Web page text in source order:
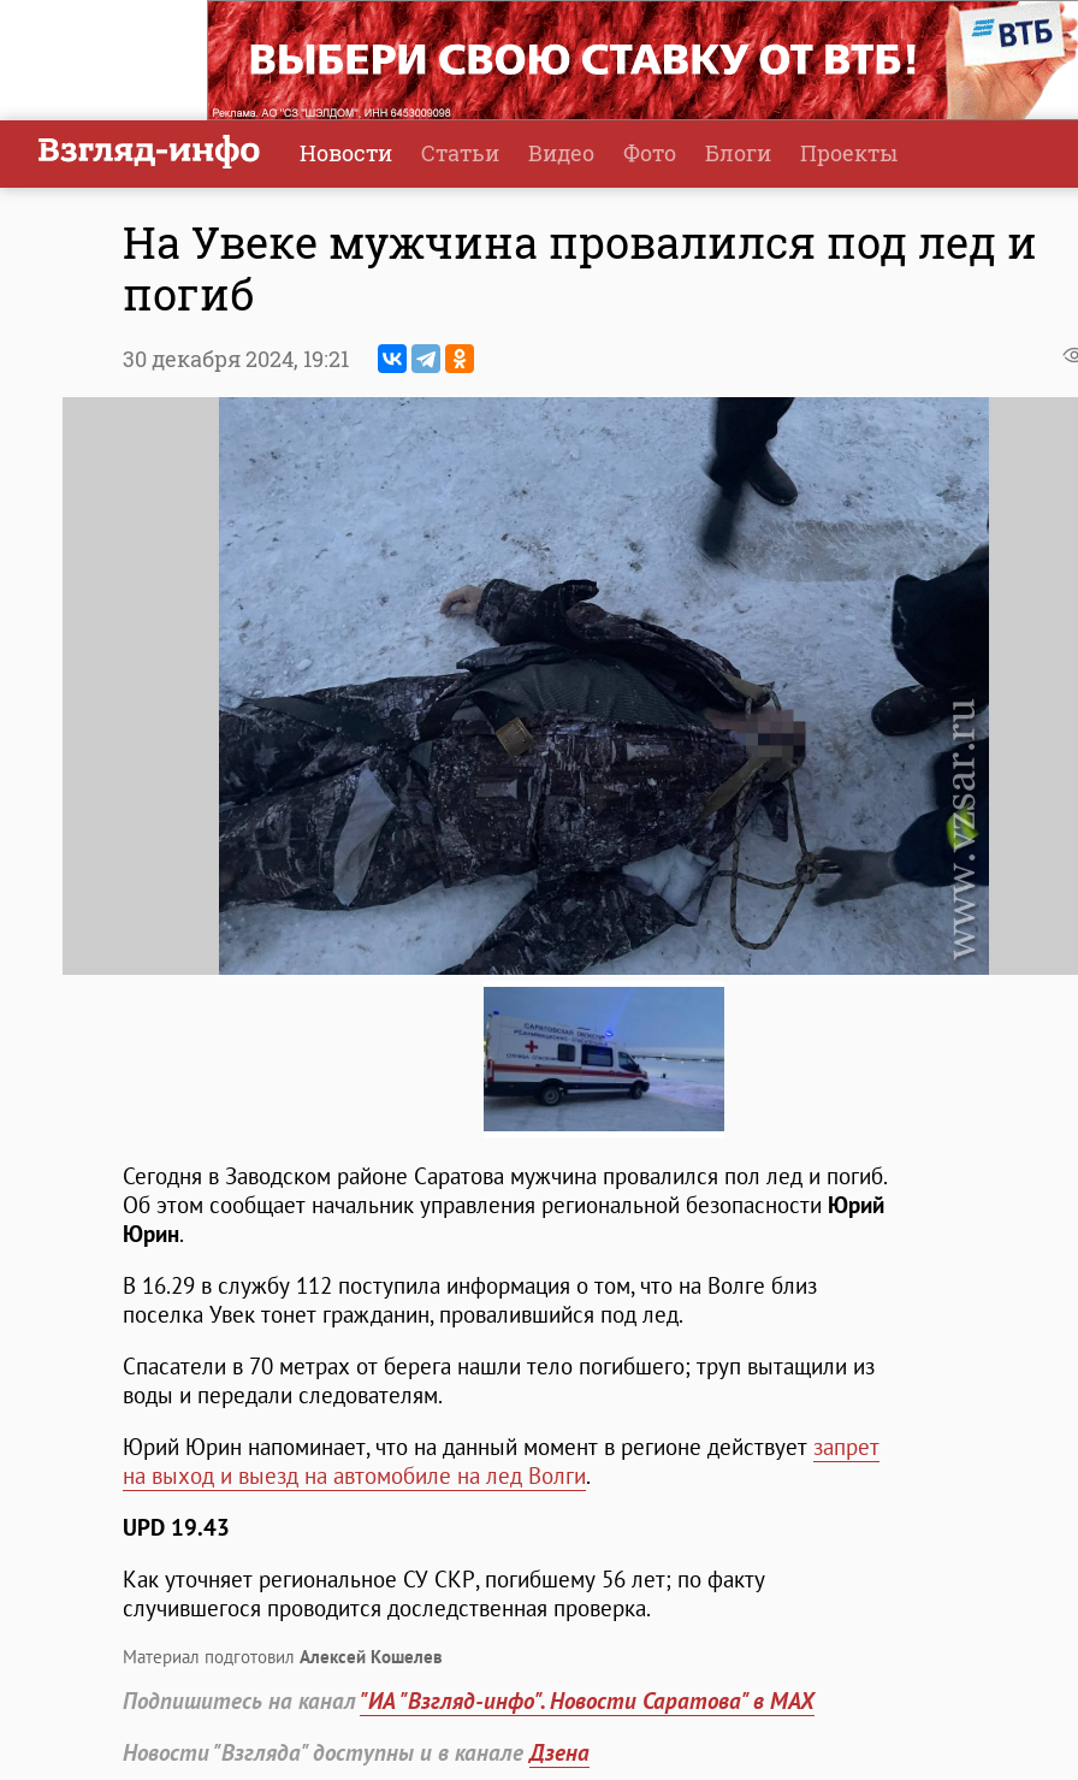
Новости Статьи Видео Фото Блоги Проекты
На Увеке мужчина провалился под лед и
погиб
30 декабря 2024, 19:21
Сегодня в Заводском районе Саратова мужчина провалился пол лед и погиб.
Об этом сообщает начальник управления региональной безопасности Юрий
Юрин.
В 16.29 в службу 112 поступила информация о том, что на Волге близ
поселка Увек тонет гражданин, провалившийся под лед.
Спасатели в 70 метрах от берега нашли тело погибшего; труп вытащили из
воды и передали следователям.
Юрий Юрин напоминает, что на данный момент в регионе действует запрет
на выход и выезд на автомобиле на лед Волги.
UPD 19.43
Как уточняет региональное СУ СКР, погибшему 56 лет; по факту
случившегося проводится доследственная проверка.
Материал подготовил Алексей Кошелев
Подпишитесь на канал"ИА "Взгляд-инфо". Новости Саратова" в MAX
Новости "Взгляда" доступны и в каналеДзена